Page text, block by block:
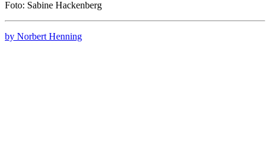
Foto: Sabine Hackenberg
by Norbert Henning